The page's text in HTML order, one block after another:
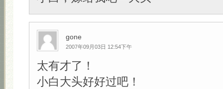
gone
2007年09月03日 12:54下午
太有才了！
小白大头好好过吧！